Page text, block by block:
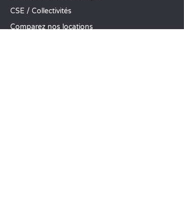
CSE / Collectivités
Comparez nos locations